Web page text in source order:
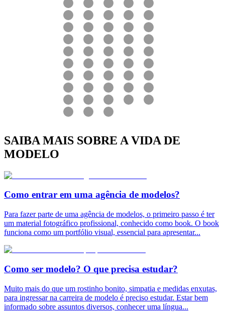
SAIBA MAIS SOBRE A VIDA DE
MODELO
Como entrar em uma agência de modelos?
Para fazer parte de uma agência de modelos, o primeiro passo é ter
um material fotográfico profissional, conhecido como book. O book
funciona como um portfólio visual, essencial para apresentar...
Como ser modelo? O que precisa estudar?
Muito mais do que um rostinho bonito, simpatia e medidas enxutas,
para ingressar na carreira de modelo é preciso estudar. Estar bem
informado sobre assuntos diversos, conhecer uma língua...